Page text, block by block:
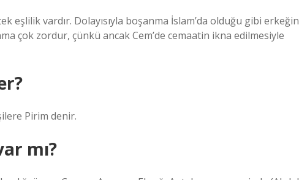
eşlilik vardır. Dolayısıyla boşanma İslam’da olduğu gibi erkeğin
çok zordur, çünkü ancak Cem’de cemaatin ikna edilmesiyle
Pirim denir.
mı?